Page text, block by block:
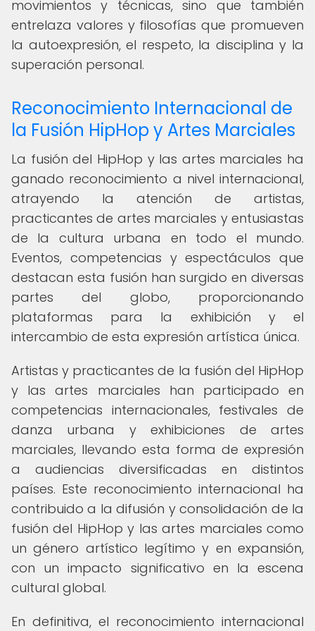
movimientos y técnicas, sino que también
entrelaza valores y filosofías que promueven
la autoexpresión, el respeto, la disciplina y la
superación personal.
Reconocimiento Internacional de
la Fusión HipHop y Artes Marciales
La fusión del HipHop y las artes marciales ha
ganado reconocimiento a nivel internacional,
atrayendo la atención de artistas,
practicantes de artes marciales y entusiastas
de la cultura urbana en todo el mundo.
Eventos, competencias y espectáculos que
destacan esta fusión han surgido en diversas
partes del globo, proporcionando
plataformas para la exhibición y el
intercambio de esta expresión artística única.
Artistas y practicantes de la fusión del HipHop
y las artes marciales han participado en
competencias internacionales, festivales de
danza urbana y exhibiciones de artes
marciales, llevando esta forma de expresión
a audiencias diversificadas en distintos
países. Este reconocimiento internacional ha
contribuido a la difusión y consolidación de la
fusión del HipHop y las artes marciales como
un género artístico legítimo y en expansión,
con un impacto significativo en la escena
cultural global.
En definitiva, el reconocimiento internacional